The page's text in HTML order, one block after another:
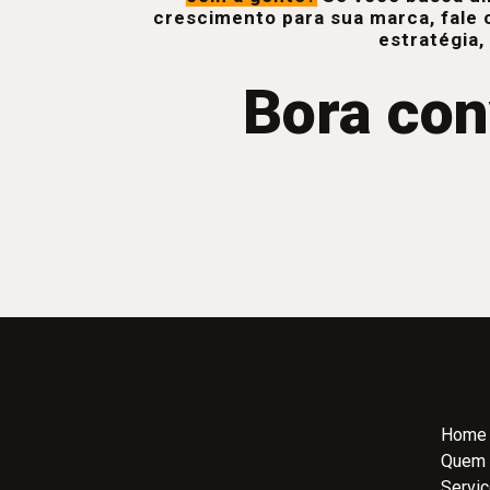
crescimento para sua marca, fale
estratégia,
Bora
Home